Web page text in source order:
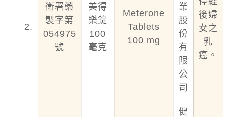
後婦
女之
乳
癌。
2.
衛署藥
製字第
054975
號
美得
樂錠
100
毫克
Meterone
Tablets
100 mg
業
股
份
有
限
公
司
健